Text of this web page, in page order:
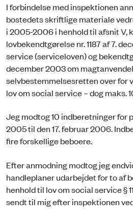
I forbindelse med inspektionen
bostedets skriftlige materiale
i 2005-2006 i henhold til afsnit V,
lovbekendtgørelse nr. 1187 af 7.
service (serviceloven) og
december 2003 om
selvbestemmelsesretten over for
lov om social service – dog maks.
Jeg modtog 10 indberetninger for
2005 til den 17. februar 2006.
fire forskellige beboere.
Efter anmodning modtog jeg
handleplaner udarbejdet for to af
henhold til lov om social service §
sendt til mig efter inspektionen